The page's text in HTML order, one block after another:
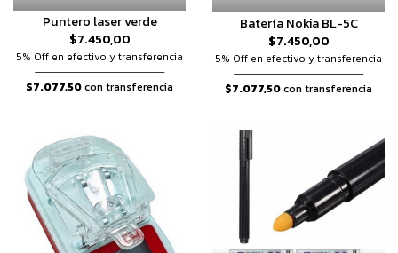
Puntero laser verde
$7.450,00
5% Off en efectivo y transferencia
$7.077,50con transferencia
Batería Nokia BL-5C
$7.450,00
5% Off en efectivo y transferencia
$7.077,50con transferencia